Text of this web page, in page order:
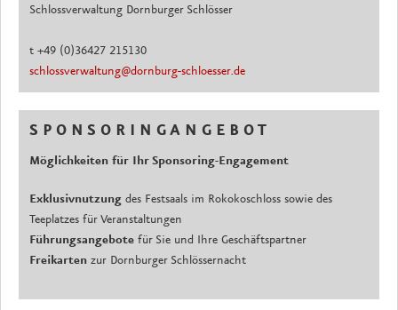
Schlossverwaltung Dornburger Schlösser
t +49 (0)36427 215130
schlossverwaltung@dornburg-schloesser.de
S P O N S O R I N G A N G E B O T
Möglichkeiten für IhrSponsoring-Engagement
Exklusivnutzung des Festsaals im Rokokoschloss sowie des
Teeplatzes für Veranstaltungen
Führungsangebote für Sie und Ihre Geschäftspartner
Freikarten zur Dornburger Schlössernacht